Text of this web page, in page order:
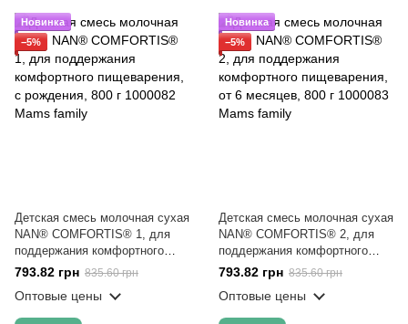
Новинка
−5%
Детская смесь молочная сухая
NAN® COMFORTIS® 1, для
поддержания комфортного
пищеварения, с рождения, 800
793.82 грн 835.60 грн
Оптовые цены
Новинка
−5%
Детская смесь молочная сухая
NAN® COMFORTIS® 2, для
поддержания комфортного
пищеварения, от 6 месяцев,
793.82 грн 835.60 грн
Оптовые цены